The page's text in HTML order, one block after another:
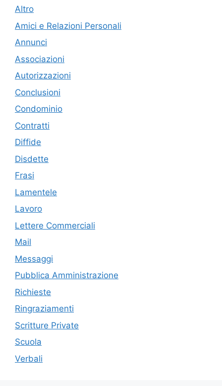
Altro
Amici e Relazioni Personali
Annunci
Associazioni
Autorizzazioni
Conclusioni
Condominio
Contratti
Diffide
Disdette
Frasi
Lamentele
Lavoro
Lettere Commerciali
Mail
Messaggi
Pubblica Amministrazione
Richieste
Ringraziamenti
Scritture Private
Scuola
Verbali